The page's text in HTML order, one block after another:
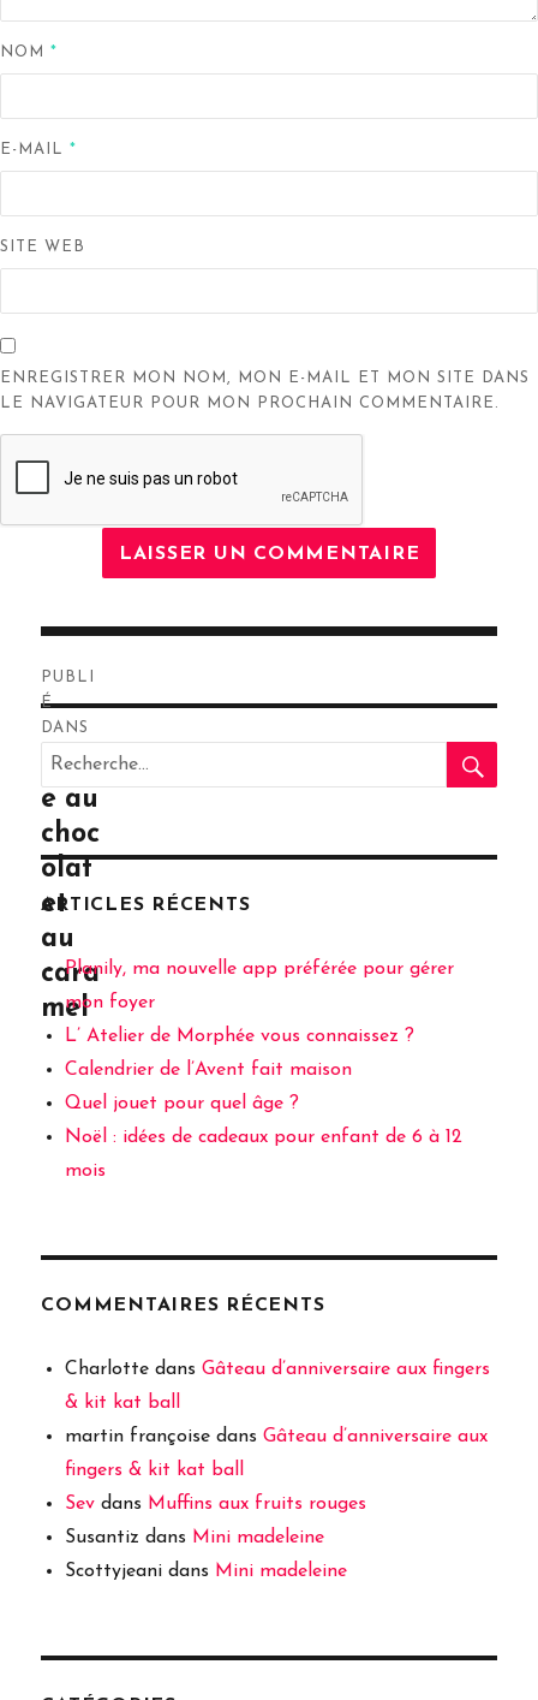
NOM *
E-MAIL *
SITE WEB
ENREGISTRER MON NOM, MON E-MAIL ET MON SITE DANS
LE NAVIGATEUR POUR MON PROCHAIN COMMENTAIRE.
de
l’article
PUBLI
É
DANS
Tart
e au
choc
olat
et
au
cara
mel
Recherche
pour
:
ARTICLES RÉCENTS
Planily, ma nouvelle app préférée pour gérer
mon foyer
L’ Atelier de Morphée vous connaissez ?
Calendrier de l’Avent fait maison
Quel jouet pour quel âge ?
Noël : idées de cadeaux pour enfant de 6 à 12
mois
COMMENTAIRES RÉCENTS
Charlotte dansGâteau d’anniversaire aux fingers
& kit kat ball
martin françoise dansGâteau d’anniversaire aux
fingers & kit kat ball
Sev dans Muffins aux fruits rouges
Susantiz dans Mini madeleine
Scottyjeani dans Mini madeleine